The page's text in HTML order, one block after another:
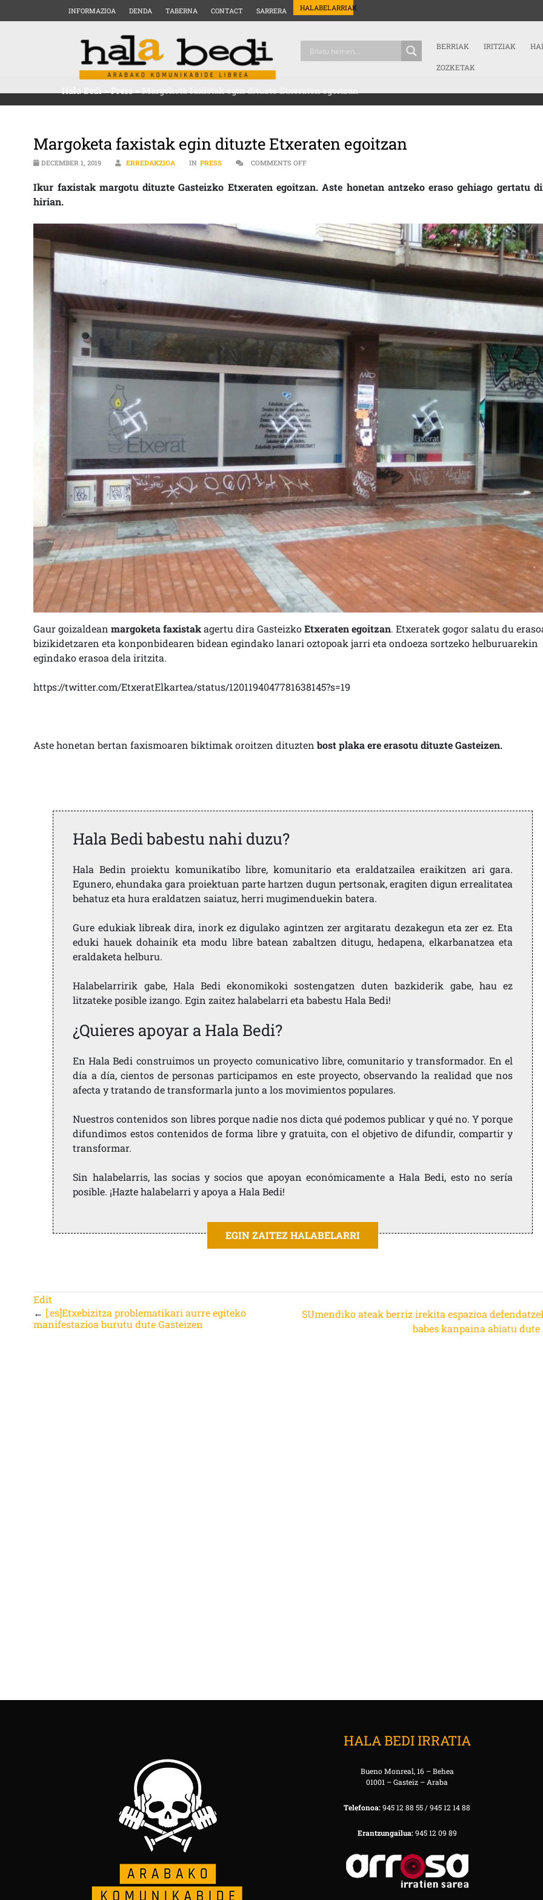
INFORMAZIOA DENDA TABERNA CONTACT SARRERA HALABELARRIAK
BERRIAK IRITZIAK
ZOZKETAK
Hala Bedi>Press>Margoketa faxistak egin dituzte Etxeraten egoitzan
Margoketa faxistak egin dituzte Etxeraten egoitzan
DECEMBER 1, 2019 ERREDAKZIOA IN PRESS COMMENTS OFFON MARGOKETA FAXISTAK EGIN DITUZTE ETXERATEN EGOITZAN
Ikur faxistak margotu dituzte Gasteizko Etxeraten egoitzan. Aste honetan antzeko eraso gehiago gertatu
hirian.
Gaur goizaldeanmargoketa faxistakagertu dira GasteizkoEtxeraten egoitzan. Etxeratek gogor salatu du
bizikidetzaren eta konponbidearen bidean egindako lanari oztopoak jarri eta ondoeza sortzeko helburuarekin
egindako erasoa dela iritzita.
https://twitter.com/EtxeratElkartea/status/1201194047781638145?s=19
Aste honetan bertan faxismoaren biktimak oroitzen dituztenbost plaka ere erasotu dituzte Gasteizen.
Hala Bedi babestu nahi duzu?
Hala Bedin proiektu komunikatibo libre, komunitario eta eraldatzailea eraikitzen ari gara.
Egunero, ehundaka gara proiektuan parte hartzen dugun pertsonak, eragiten digun errealitatea
behatuz eta hura eraldatzen saiatuz, herri mugimenduekin batera.
Gure edukiak libreak dira, inork ez digulako agintzen zer argitaratu dezakegun eta zer ez. Eta
eduki hauek dohainik eta modu libre batean zabaltzen ditugu, hedapena, elkarbanatzea eta
eraldaketa helburu.
Halabelarririk gabe, Hala Bedi ekonomikoki sostengatzen duten bazkiderik gabe, hau ez
litzateke posible izango. Egin zaitez halabelarri eta babestu Hala Bedi!
¿Quieres apoyar a Hala Bedi?
En Hala Bedi construimos un proyecto comunicativo libre, comunitario y transformador. En el
día a día, cientos de personas participamos en este proyecto, observando la realidad que nos
afecta y tratando de transformarla junto a los movimientos populares.
Nuestros contenidos son libres porque nadie nos dicta qué podemos publicar y qué no. Y porque
difundimos estos contenidos de forma libre y gratuita, con el objetivo de difundir, compartir y
transformar.
Sin halabelarris, las socias y socios que apoyan económicamente a Hala Bedi, esto no sería
posible. ¡Hazte halabelarri y apoya a Hala Bedi!
EGIN ZAITEZ HALABELARRI
Edit
← [:es]Etxebizitza problematikari aurre egiteko
manifestazioa burutu dute Gasteizen
SUmendiko ateak berriz irekita espazioa
babes kanpaina abiatu dute
HALA BEDI IRRATIA
Bueno Monreal, 16 – Behea
01001 – Gasteiz – Araba
Telefonoa:945 12 88 55 / 945 12 14 88
Erantzungailua:945 12 09 89